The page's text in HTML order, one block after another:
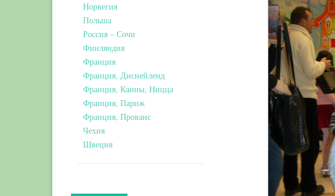
Норвегия
Польша
Россия – Сочи
Финляндия
Франция
Франция, Диснейленд
Франция, Канны, Ницца
Франция, Париж
Франция, Прованс
Чехия
Швеция